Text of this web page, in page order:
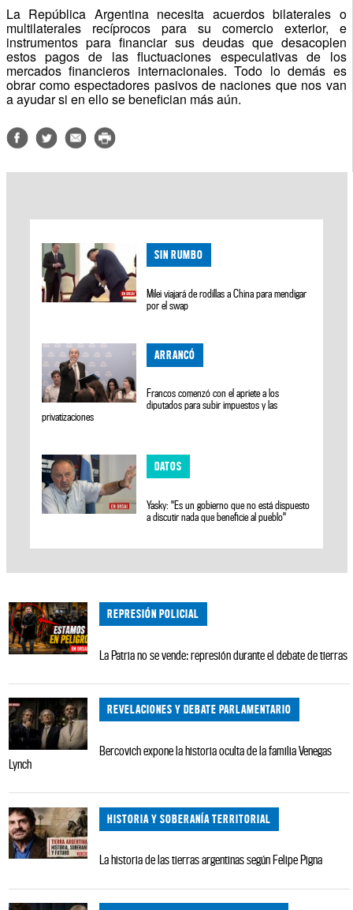
La República Argentina necesita acuerdos bilaterales o
multilaterales recíprocos para su comercio exterior, e
instrumentos para financiar sus deudas que desacoplen
estos pagos de las fluctuaciones especulativas de los
mercados financieros internacionales. Todo lo demás es
obrar como espectadores pasivos de naciones que nos van
a ayudar si en ello se benefician más aún.
SIN RUMBO
Milei viajará de rodillas a China para mendigar
por el swap
ARRANCÓ
Francos comenzó con el apriete a los
diputados para subir impuestos y las
privatizaciones
DATOS
Yasky: "Es un gobierno que no está dispuesto
a discutir nada que beneficie al pueblo"
REPRESIÓN POLICIAL
La Patria no se vende: represión durante el debate de tierras
REVELACIONES Y DEBATE PARLAMENTARIO
Bercovich expone la historia oculta de la familia Venegas
Lynch
HISTORIA Y SOBERANÍA TERRITORIAL
La historia de las tierras argentinas según Felipe Pigna